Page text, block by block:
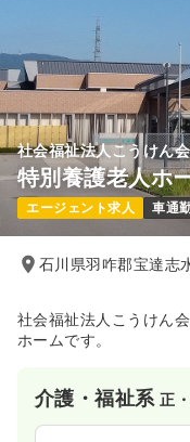
社会福祉法人こうけん会
特別養護老人ホ
エージェント求人 車通
石川県羽咋郡宝達志
社会福祉法人こうけん
ホームです。
介護・福祉系正